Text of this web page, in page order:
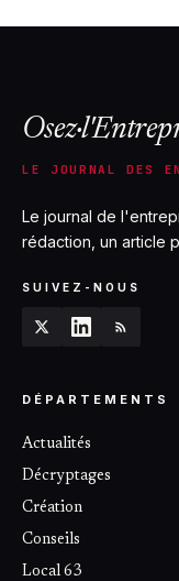
LE JOURNAL DES
Le journal de
rédaction, un article
SUIVEZ-NOUS
DÉPARTEMENTS
Actualités
Décryptages
Création
Conseils
Local 63